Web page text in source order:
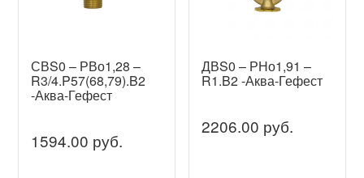
СВS0 – РВо1,28 –
R3/4.P57(68,79).B2
-Аква-Гефест
1594.00 руб.
ДВS0 – РНо1,91 –
R1.B2 -Аква-Гефест
2206.00 руб.